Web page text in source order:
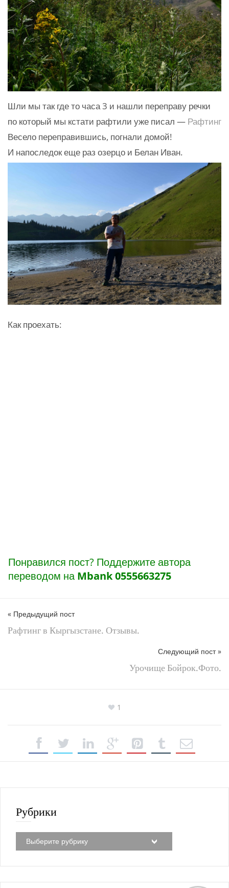
Шли мы так где то часа 3 и нашли переправу речки
по который мы кстати рафтили уже писал — Рафтинг
Весело переправившись, погнали домой!
И напоследок еще раз озерцо и Белан Иван.
Как проехать:
Понравился пост? Поддержите автора
переводом наMbank 0555663275
« Предыдущий пост
Рафтинг в Кыргызстане. Отзывы.
Следующий пост »
Урочище Бойрок.Фото.
1
Рубрики